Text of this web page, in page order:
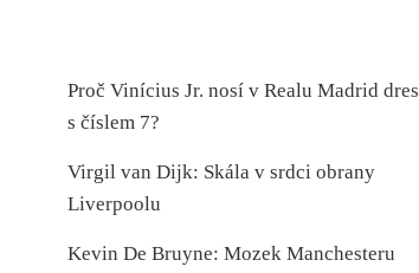
Proč Vinícius Jr. nosí v Realu Madrid dres
s číslem 7?
Virgil van Dijk: Skála v srdci obrany
Liverpoolu
Kevin De Bruyne: Mozek Manchesteru